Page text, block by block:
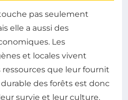
pas seulement
elle a aussi des
Les
et locales vivent
que leur fournit
des forêts est donc
survie et leur culture.